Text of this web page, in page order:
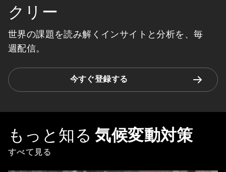
クリー
世界の課題を読み解くインサイトと分析を、毎
週配信。
今すぐ登録する
もっと知る 気候変動対策
すべて見る